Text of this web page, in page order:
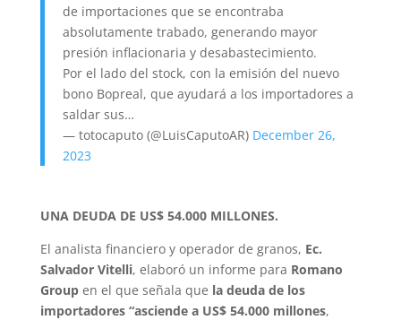
de importaciones que se encontraba
absolutamente trabado, generando mayor
presión inflacionaria y desabastecimiento.
Por el lado del stock, con la emisión del nuevo
bono Bopreal, que ayudará a los importadores a
saldar sus…
— totocaputo (@LuisCaputoAR) December 26,
2023
UNA DEUDA DE US$ 54.000 MILLONES.
El analista financiero y operador de granos, Ec.
Salvador Vitelli, elaboró un informe para Romano
Groupen el que señala que la deuda de los
importadores “asciende a US$ 54.000 millones,